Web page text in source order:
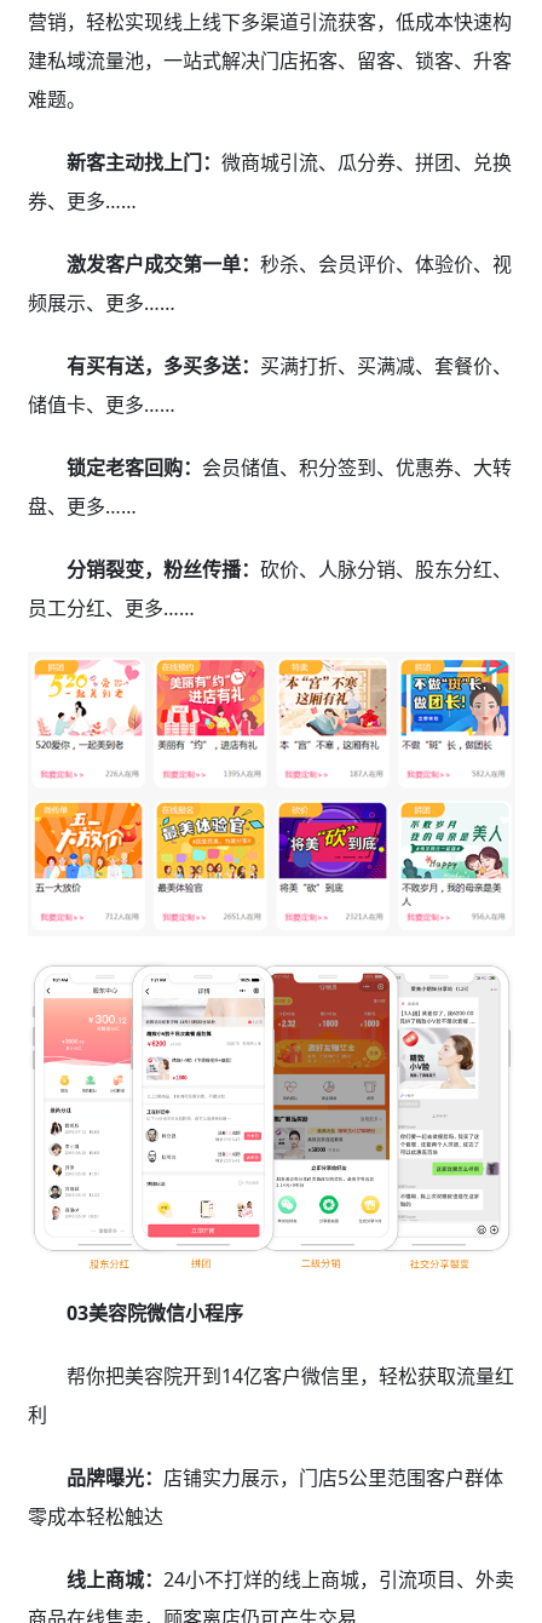
营销，轻松实现线上线下多渠道引流获客，低成本快速构
建私域流量池，一站式解决门店拓客、留客、锁客、升客
难题。
新客主动找上门： 微商城引流、瓜分券、拼团、兑换
券、更多……
激发客户成交第一单： 秒杀、会员评价、体验价、视
频展示、更多……
有买有送，多买多送： 买满打折、买满减、套餐价、
储值卡、更多……
锁定老客回购： 会员储值、积分签到、优惠券、大转
盘、更多……
分销裂变，粉丝传播： 砍价、人脉分销、股东分红、
员工分红、更多……
03美容院微信小程序
帮你把美容院开到14亿客户微信里，轻松获取流量红
利
品牌曝光： 店铺实力展示，门店5公里范围客户群体
零成本轻松触达
线上商城： 24小不打烊的线上商城，引流项目、外卖